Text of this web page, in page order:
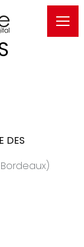
DES